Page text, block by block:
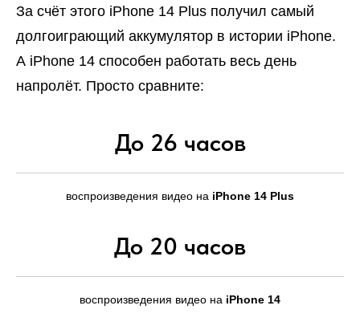
За счёт этого iPhone 14 Plus получил самый
долгоиграющий аккумулятор в истории iPhone.
А iPhone 14 способен работать весь день
напролёт. Просто сравните:
До 26 часов
воспроизведения видео на iPhone 14 Plus
До 20 часов
воспроизведения видео на iPhone 14